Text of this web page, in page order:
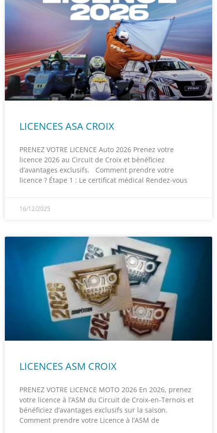
LICENCES ASA CROIX
PRENEZ VOTRE LICENCE Auto 2026 Prenez votre
licence 2026 au Circuit de Croix et bénéficiez
d’avantages exclusifs. Comment prendre votre
licence ? Étape 1 : Le certificat médical Rendez-vous
16/12/2025
LICENCES ASM CROIX
PRENEZ VOTRE LICENCE MOTO 2026 En 2026, prenez
votre licence à l’ASM du Circuit de Croix-en-Ternois et
bénéficiez d’avantages exclusifs sur la saison.
Comment prendre votre Licence à l’ASM de